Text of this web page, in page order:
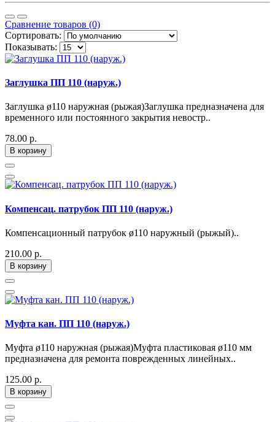
Сравнение товаров (0)
Сортировать:
Показывать:
Заглушка ПП 110 (наруж.)
Заглушка ø110 наружная (рыжая)Заглушка предназначена для
временного или постоянного закрытия невостр..
78.00 р.
В корзину
Компенсац. патрубок ПП 110 (наруж.)
Компенсационный патрубок ø110 наружный (рыжый)..
210.00 р.
В корзину
Муфта кан. ПП 110 (наруж.)
Муфта ø110 наружная (рыжая)Муфта пластиковая ø110 мм
предназначена для ремонта поврежденных линейных..
125.00 р.
В корзину